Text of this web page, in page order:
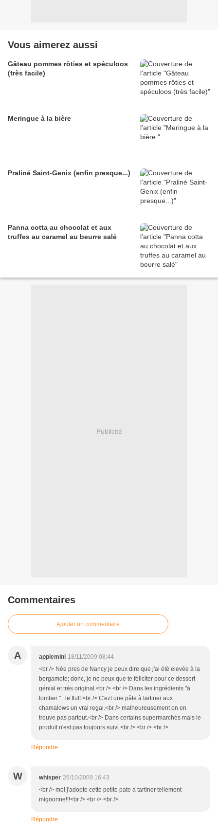
Vous aimerez aussi
Gâteau pommes rôties et spéculoos
(très facile)
Meringue à la bière
Praliné Saint-Genix (enfin presque...)
Panna cotta au chocolat et aux
truffes au caramel au beurre salé
Publicité
Commentaires
Ajouter un commentaire
A applemini 18/11/2009 08:44
<br /> Née pres de Nancy je peux dire que j'ai été elevée à la
bergamote; donc, je ne peux que te féliciter pour ce dessert
génial et très original.<br /> <br /> Dans les ingrédients "à
tomber " : le fluff.<br /> C'ezt une pâte à tartiner aux
chamalows un vrai regal.<br /> malheureusement on en
trouve pas partout.<br /> Dans certains supermarchés mais le
produit n'est pas toujours suivi.<br /> <br /> <br />
Répondre
W whisper 26/10/2009 16:43
<br /> moi j'adopte cette petite pate à tartiner tellement
mignonne!!!<br /> <br /> <br />
Répondre